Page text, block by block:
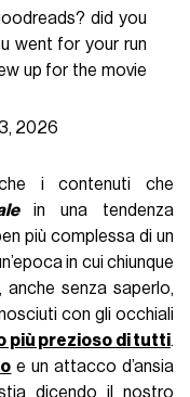
did you
went for your run
up for the movie
2026
i contenuti che
in una tendenza
più complessa di un
in cui chiunque
senza saperlo,
con gli occhiali
più prezioso di tutti.
e un attacco d’ansia
dicendo il nostro